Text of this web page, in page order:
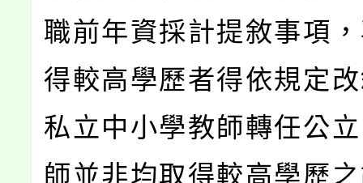
職前年資採計提敘事項
得較高學歷者得依規定
私立中小學教師轉任公
師並非均取得較高學歷